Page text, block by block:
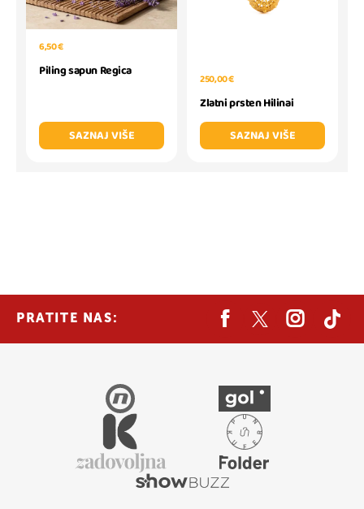
6,50 €
Piling sapun Regica
SAZNAJ VIŠE
250,00 €
Zlatni prsten Hilinai
SAZNAJ VIŠE
PRATITE NAS: